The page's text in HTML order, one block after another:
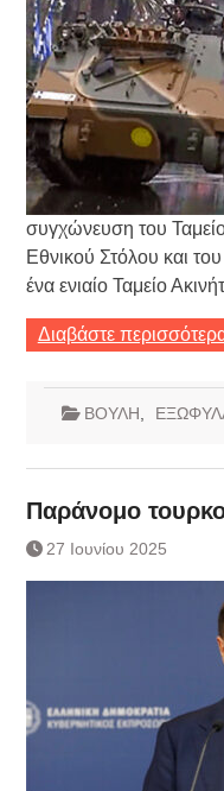
συγχώνευση του
Εθνικού Στόλου και
ένα ενιαίο Ταμείο
Διαβάστε
ΒΟΥΛΗ
Παράνομο
27 Ιουνίου 2025